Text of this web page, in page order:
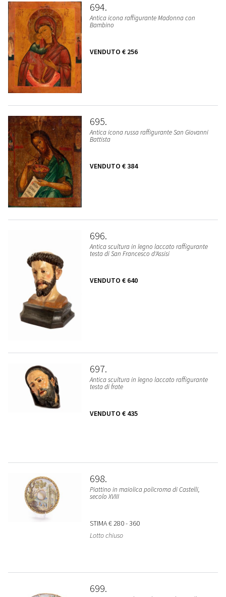
694
Antica icona raffigurante Madonna con
Bambino
VENDUTO € 256
695
Antica icona russa raffigurante San Giovanni
Battista
VENDUTO € 384
696
Antica scultura in legno laccato raffigurante
testa di San Francesco d'Assisi
VENDUTO € 640
697
Antica scultura in legno laccato raffigurante
testa di frate
VENDUTO € 435
698
Piattino in maiolica policroma di Castelli,
secolo XVIII
STIMA€ 280 - 360
Lotto chiuso
699